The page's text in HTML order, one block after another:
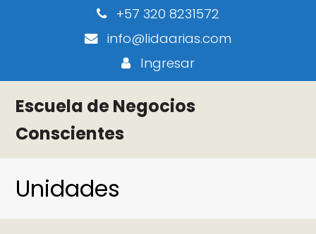
+57 320 8231572
info@lidaarias.com
Ingresar
Escuela de Negocios
Conscientes
Unidades